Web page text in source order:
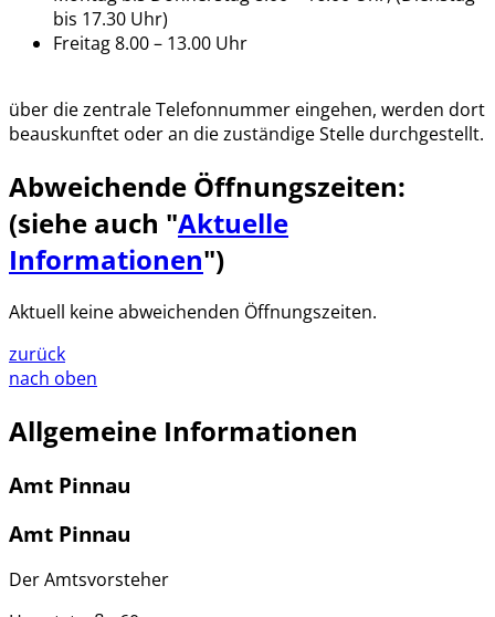
bis 17.30 Uhr)
Freitag 8.00 – 13.00 Uhr
über die zentrale Telefonnummer eingehen, werden dort
beauskunftet oder an die zuständige Stelle durchgestellt.
Abweichende Öffnungszeiten:
(siehe auch "Aktuelle
Informationen")
Aktuell keine abweichenden Öffnungszeiten.
zurück
nach oben
Allgemeine Informationen
Amt Pinnau
Amt Pinnau
Der Amtsvorsteher